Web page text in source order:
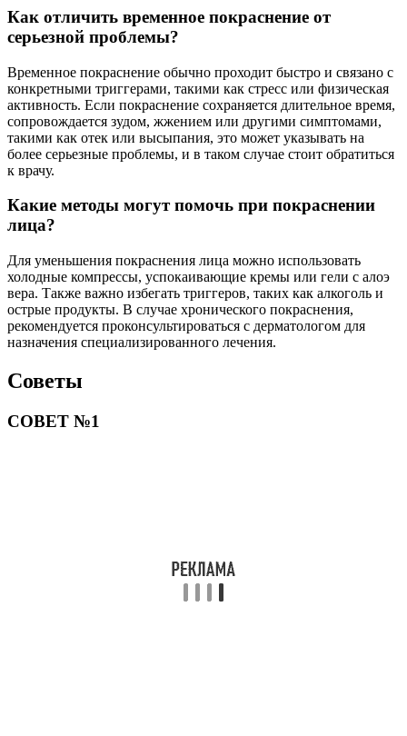
Как отличить временное покраснение от
серьезной проблемы?
Временное покраснение обычно проходит быстро и связано с
конкретными триггерами, такими как стресс или физическая
активность. Если покраснение сохраняется длительное время,
сопровождается зудом, жжением или другими симптомами,
такими как отек или высыпания, это может указывать на
более серьезные проблемы, и в таком случае стоит обратиться
к врачу.
Какие методы могут помочь при покраснении
лица?
Для уменьшения покраснения лица можно использовать
холодные компрессы, успокаивающие кремы или гели с алоэ
вера. Также важно избегать триггеров, таких как алкоголь и
острые продукты. В случае хронического покраснения,
рекомендуется проконсультироваться с дерматологом для
назначения специализированного лечения.
Советы
СОВЕТ №1